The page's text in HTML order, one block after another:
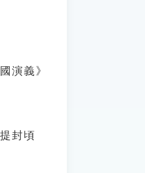
演義》
封頃